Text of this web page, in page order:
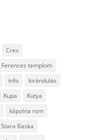
Cres
Ferences templom
info
kirándulás
Kupa
Kutya
kápolna rom
Stara Baska